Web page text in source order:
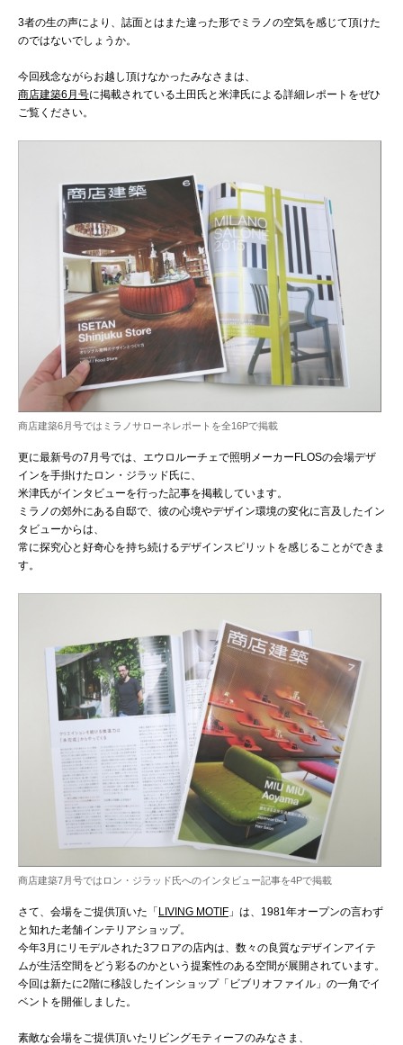
3者の生の声により、誌面とはまた違った形でミラノの空気を感じて頂けた
のではないでしょうか。
今回残念ながらお越し頂けなかったみなさまは、
商店建築6月号に掲載されている土田氏と米津氏による詳細レポートをぜひ
ご覧ください。
商店建築6月号ではミラノサローネレポートを全16Pで掲載
更に最新号の7月号では、エウロルーチェで照明メーカーFLOSの会場デザ
インを手掛けたロン・ジラッド氏に、
米津氏がインタビューを行った記事を掲載しています。
ミラノの郊外にある自邸で、彼の心境やデザイン環境の変化に言及したイン
タビューからは、
常に探究心と好奇心を持ち続けるデザインスピリットを感じることができま
す。
商店建築7月号ではロン・ジラッド氏へのインタビュー記事を4Pで掲載
さて、会場をご提供頂いた「LIVING MOTIF 」は、1981年オープンの言わず
と知れた老舗インテリアショップ。
今年3月にリモデルされた3フロアの店内は、数々の良質なデザインアイテ
ムが生活空間をどう彩るのかという提案性のある空間が展開されています。
今回は新たに2階に移設したインショップ「ビブリオファイル」の一角でイ
ベントを開催しました。
素敵な会場をご提供頂いたリビングモティーフのみなさま、